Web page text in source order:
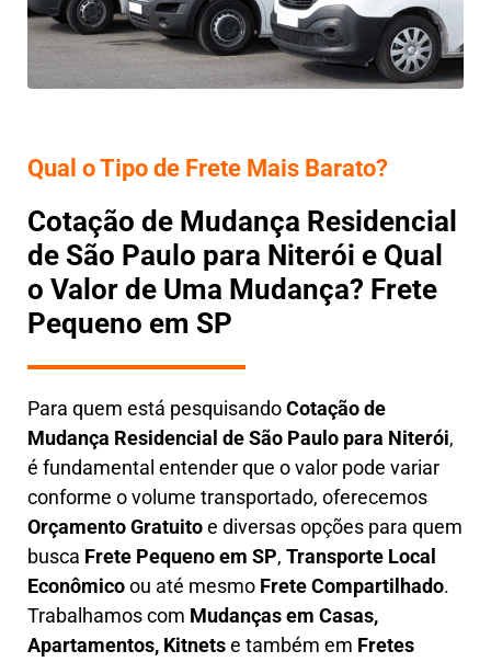
Qual o Tipo de Frete Mais Barato?
Cotação de Mudança Residencial
de São Paulo para Niterói e Qual
o Valor de Uma Mudança? Frete
Pequeno em SP
Para quem está pesquisandoCotação de
Mudança Residencial de São Paulo para Niterói,
é fundamental entender que o valor pode variar
conforme o volume transportado, oferecemos
Orçamento Gratuitoe diversas opções para quem
busca Frete Pequeno em SP, Transporte Local
Econômicoou até mesmo Frete Compartilhado.
Trabalhamos com Mudanças em Casas,
Apartamentos, Kitnetse também em Fretes